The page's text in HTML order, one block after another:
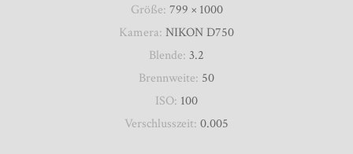
Größe: 799 × 1000
Kamera: NIKON D750
Blende: 3.2
Brennweite: 50
ISO: 100
Verschlusszeit: 0.005